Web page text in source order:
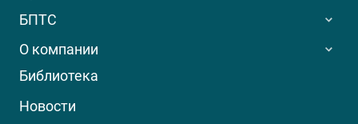
БПТС
О компании
Библиотека
Новости